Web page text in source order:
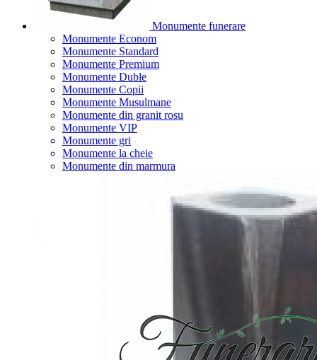
Monumente funerare
Monumente Econom
Monumente Standard
Monumente Premium
Monumente Duble
Monumente Copii
Monumente Musulmane
Monumente din granit rosu
Monumente VIP
Monumente gri
Monumente la cheie
Monumente din marmura